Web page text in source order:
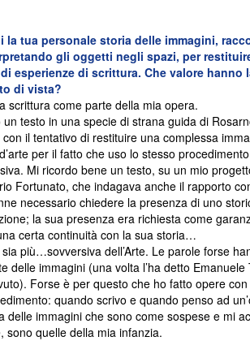
la tua personale storia delle immagini,
gli oggetti negli spazi, per
esperienze di scrittura. Che valore hanno
di vista?
scrittura come parte della mia opera.
testo in una specie di strana guida di
il tentativo di restituire una complessa
per il fatto che uso lo stesso
Mi ricordo bene un testo, su un mio
Fortunato, che indagava anche il rapporto
necessario chiedere la presenza di uno
la sua presenza era richiesta come
certa continuità con la sua storia…
più…sovversiva dell’Arte. Le parole forse
delle immagini (una volta l’ha detto Emanuele
Forse è per questo che ho fatto opere
quando scrivo e quando penso ad
delle immagini che sono come sospese e mi
sono quelle della mia infanzia.